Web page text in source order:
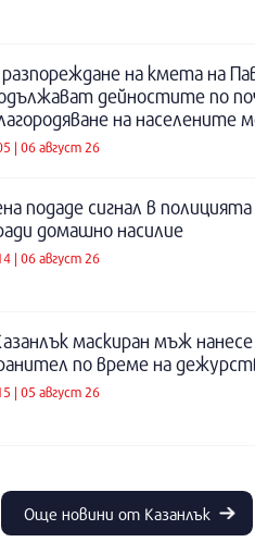
на кмета на
дейностите по
на населените
| 06 август 26
подаде сигнал в
домашно насилие
| 06 август 26
маскиран мъж
по време на
| 05 август 26
Още новини от Казанлък